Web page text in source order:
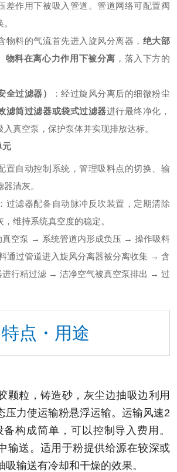
差作用下被吸入管道。管道网络可配置阀
物料的气流首先进入旋风分离器， 绝大部
物料在离心力作用下被分离 ，落入下方的
全过滤器）
：经过旋风分离后的细微粉尘
滤筒过滤器或袋式过滤器进行最终净化，
真空泵，保护泵体并实现排放达标。
元
置自动控制系统，管理吸料点的切换、输
清灰。
：过滤器配备自动脉冲反吹装置，定期清除
维持系统真空度的稳定。
真空泵 → 系统管道内形成负压 → 操作吸料
通过管道进入旋风分离器被分离收集 → 含
进行精过滤 → 洁净空气被真空泵排出 → 过
特点・用途
颗粒，铸造砂，灰尘边抽吸边利用
压力使运输粉悬浮运输。运输风速2
备构成简单，可以控制导入费用。
输送。 适用于粉提供给源在较深或
吸输送有冷却和干燥的效果。